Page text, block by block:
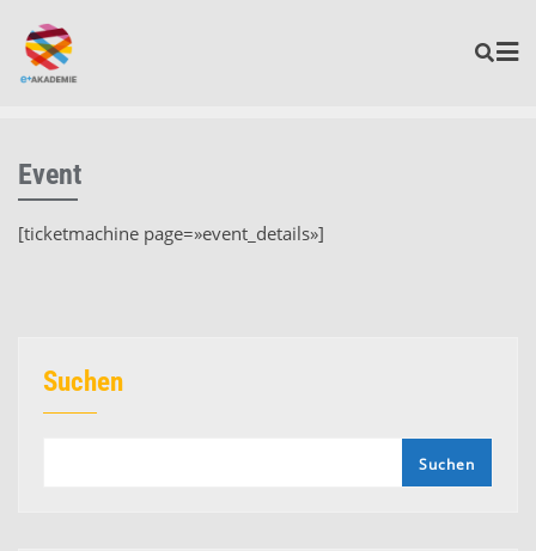
Event
[ticketmachine page=»event_details»]
Suchen
Suchen